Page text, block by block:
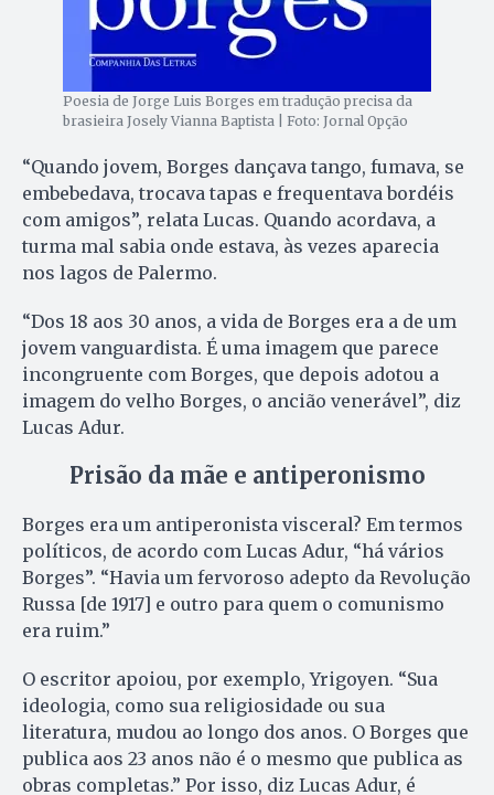
Poesia de Jorge Luis Borges em tradução precisa da
brasieira Josely Vianna Baptista | Foto: Jornal Opção
“Quando jovem, Borges dançava tango, fumava, se
embebedava, trocava tapas e frequentava bordéis
com amigos”, relata Lucas. Quando acordava, a
turma mal sabia onde estava, às vezes aparecia
nos lagos de Palermo.
“Dos 18 aos 30 anos, a vida de Borges era a de um
jovem vanguardista. É uma imagem que parece
incongruente com Borges, que depois adotou a
imagem do velho Borges, o ancião venerável”, diz
Lucas Adur.
Prisão da mãe e antiperonismo
Borges era um antiperonista visceral? Em termos
políticos, de acordo com Lucas Adur, “há vários
Borges”. “Havia um fervoroso adepto da Revolução
Russa [de 1917] e outro para quem o comunismo
era ruim.”
O escritor apoiou, por exemplo, Yrigoyen. “Sua
ideologia, como sua religiosidade ou sua
literatura, mudou ao longo dos anos. O Borges que
publica aos 23 anos não é o mesmo que publica as
obras completas.” Por isso, diz Lucas Adur, é